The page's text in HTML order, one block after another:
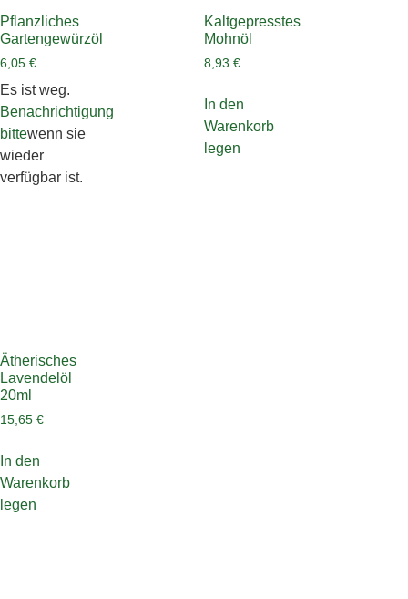
Pflanzliches
Gartengewürzöl
6,05 €
Es ist weg.
Benachrichtigung
bittewenn sie
wieder
verfügbar ist.
Kaltgepresstes
Mohnöl
8,93 €
In den
Warenkorb
legen
Ätherisches
Lavendelöl
20ml
15,65 €
In den
Warenkorb
legen